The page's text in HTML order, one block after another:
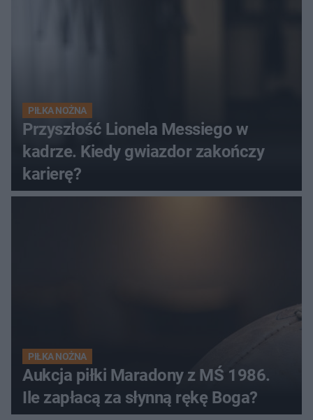
PIŁKA NOŻNA
Przyszłość Lionela Messiego w
kadrze. Kiedy gwiazdor zakończy
karierę?
PIŁKA NOŻNA
Aukcja piłki Maradony z MŚ 1986.
Ile zapłacą za słynną rękę Boga?